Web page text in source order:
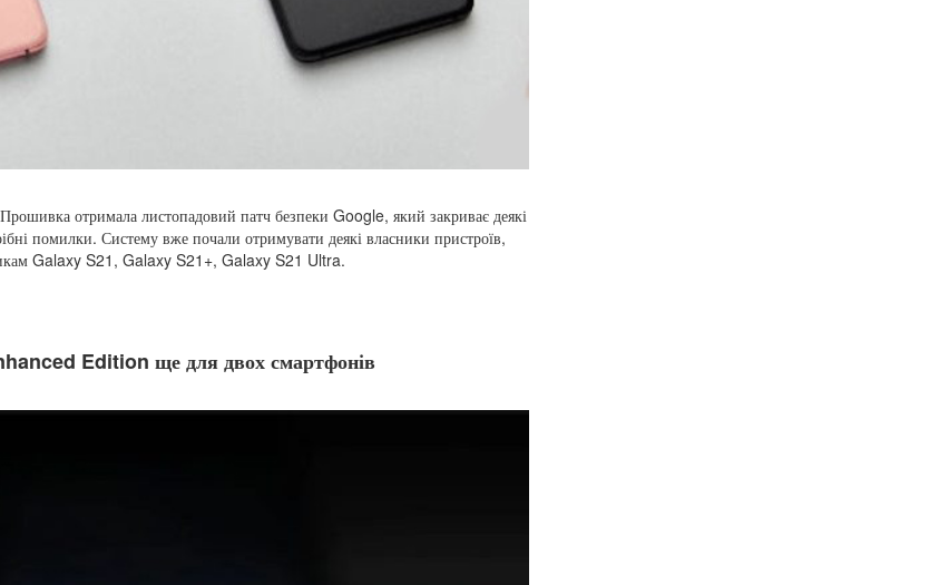
отримала листопадовий патч безпеки Google, який закриває деякі
помилки. Систему вже почали отримувати деякі власники пристроїв,
Galaxy S21, Galaxy S21+, Galaxy S21 Ultra.
Edition ще для двох смартфонів